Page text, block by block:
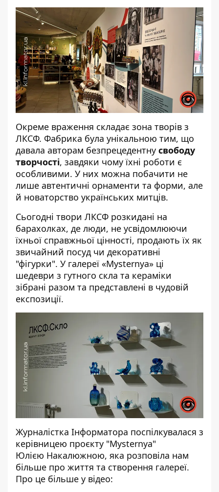
Окреме враження складає зона творів з
ЛКСФ. Фабрика була унікальною тим, що
давала авторам безпрецедентну свободу
творчості, завдяки чому їхні роботи є
особливими. У них можна побачити не
лише автентичні орнаменти та форми, але
й новаторство українських митців.
Сьогодні твори ЛКСФ розкидані на
барахолках, де люди, не усвідомлюючи
їхньої справжньої цінності, продають їх як
звичайний посуд чи декоративні
"фігурки". У галереї «Mysternya» ці
шедеври з гутного скла та кераміки
зібрані разом та представлені в чудовій
експозиції.
Журналістка Інформатора поспілкувалася з
керівницею проєкту "Mysternya"
Юлією Накалюжною, яка розповіла нам
більше про життя та створення галереї.
Про це більше у відео: